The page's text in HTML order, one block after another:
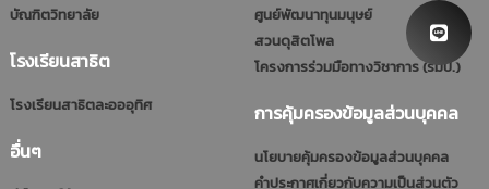
บัณฑิตวิทยาลัย
โรงเรียนสาธิต
โรงเรียนสาธิตละอออุทิศ
อื่นๆ
ศูนย์พัฒนาทุนมนุษย์
สวนดุสิตโพล
โครงการร่วมมือทางวิชาการ (รมป.)
การคุ้มครองข้อมูลส่วนบุคคล
นโยบายคุ้มครองข้อมูลส่วนบุคคล
คำประกาศเกี่ยวกับความเป็นส่วนตัว